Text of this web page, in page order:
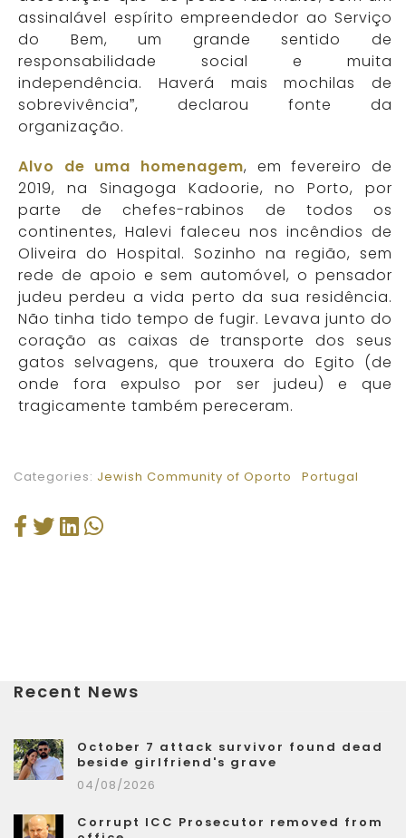
assinalável espírito empreendedor ao Serviço
do Bem, um grande sentido de
responsabilidade social e muita
independência. Haverá mais mochilas de
sobrevivência”, declarou fonte da
organização.
Alvo de uma homenagem, em fevereiro de
2019, na Sinagoga Kadoorie, no Porto, por
parte de chefes-rabinos de todos os
continentes, Halevi faleceu nos incêndios de
Oliveira do Hospital. Sozinho na região, sem
rede de apoio e sem automóvel, o pensador
judeu perdeu a vida perto da sua residência.
Não tinha tido tempo de fugir. Levava junto do
coração as caixas de transporte dos seus
gatos selvagens, que trouxera do Egito (de
onde fora expulso por ser judeu) e que
tragicamente também pereceram.
Categories: Jewish Community of Oporto Portugal
Recent News
October 7 attack survivor found dead
beside girlfriend's grave
04/08/2026
Corrupt ICC Prosecutor removed from